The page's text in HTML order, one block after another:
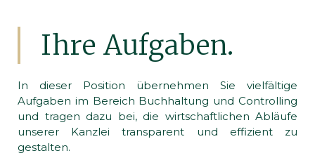
Ihre Aufgaben.
In dieser Position übernehmen Sie vielfältige
Aufgaben im Bereich Buchhaltung und Controlling
und tragen dazu bei, die wirtschaftlichen Abläufe
unserer Kanzlei transparent und effizient zu
gestalten.